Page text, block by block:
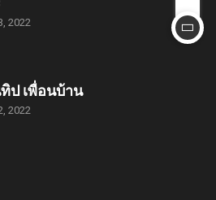
2022
ทิป เพื่อนบ้าน
2022